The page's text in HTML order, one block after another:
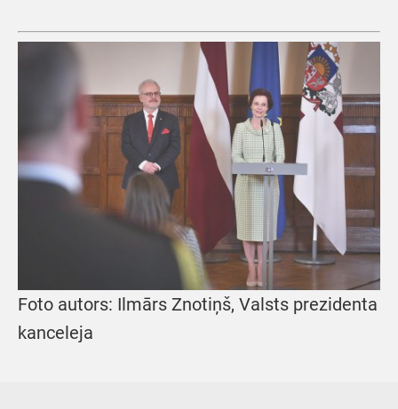
Foto autors: Ilmārs Znotiņš, Valsts prezidenta
kanceleja